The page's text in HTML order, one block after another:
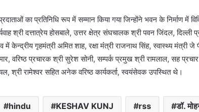
का प्रतिनिधि रूप में सम्मान किया गया जिन्होंने भवन के निर्माण में
श्री दत्तात्रेय होसबाले, उत्तर क्षेत्र संघचालक श्री पवन जिंदल,
केन्द्रीय गृहमंत्री अमित शाह, रक्षा मंंत्री राजनाथ सिंह, स्वास्थ्य मंत्री
वरिष्ठ प्रचारक श्री सुरेश सोनी, सम्पर्क प्रमुख श्री रामलाल, सह
श्री रामेश्वर सहित अनेक वरिष्ठ कार्यकर्ता, स्वयंसेवक उपस्थित थे।
hindu KESHAV KUNJ rss डॉ.